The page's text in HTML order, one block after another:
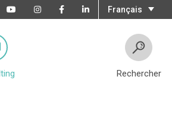
Français
Rechercher